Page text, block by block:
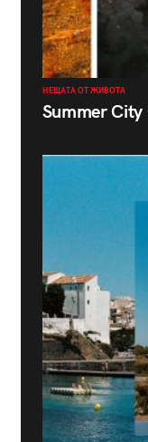
НЕЩАТА ОТ ЖИВОТА
Summer City